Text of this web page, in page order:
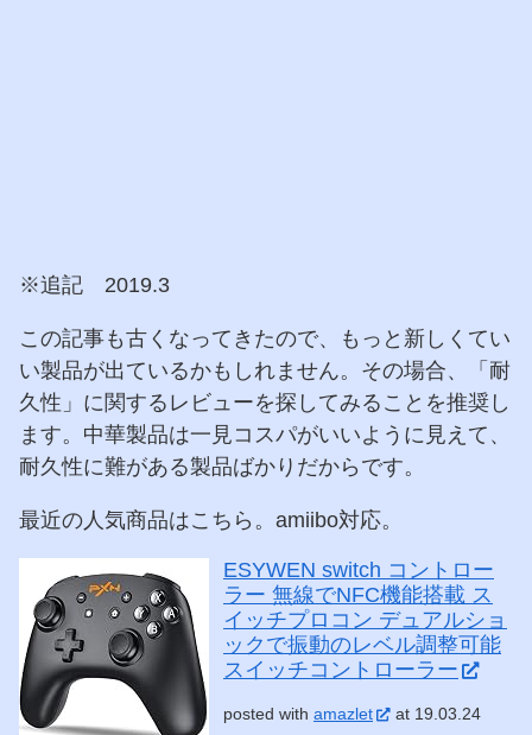
※追記 2019.3
この記事も古くなってきたので、もっと新しくてい
い製品が出ているかもしれません。その場合、「耐
久性」に関するレビューを探してみることを推奨し
ます。中華製品は一見コスパがいいように見えて、
耐久性に難がある製品ばかりだからです。
最近の人気商品はこちら。amiibo対応。
ESYWEN switch コントロー
ラー 無線でNFC機能搭載 ス
イッチプロコン デュアルショ
ックで振動のレベル調整可能
スイッチコントローラー
posted with amazlet at 19.03.24